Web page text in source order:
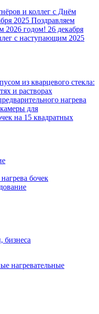
и коллег с Днём
2025 Поздравляем
2026 годом! 26 декабря
с наступающим 2025
из кварцевого стекла:
и растворах
нагрева
для
на 15 квадратных
бочек
бизнеса
нагревательные